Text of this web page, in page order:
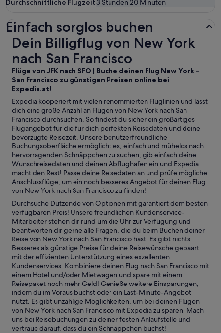
Durchschnittliche Flugzeit 3 Stunden 20 Minuten
Einfach sorglos buchen
Dein Billigflug von New York
nach San Francisco
Flüge von JFK nach SFO | Buche deinen Flug New York –
San Francisco zu günstigen Preisen online bei
Expedia.at!
Expedia kooperiert mit vielen renommierten Fluglinien und lässt
dich eine große Anzahl an Flügen von New York nach San
Francisco durchsuchen. So findest du sicher ein großartiges
Flugangebot für die für dich perfekten Reisedaten und deine
bevorzugte Reisezeit. Unsere benutzerfreundliche
Buchungsoberfläche ermöglicht es, einfach und mühelos nach
hervorragenden Schnäppchen zu suchen; gib einfach deine
Wunschreisedaten und deinen Abflughafen ein und Expedia
macht den Rest! Passe deine Reisedaten an und prüfe mögliche
Anschlussflüge, um ein noch besseres Angebot für deinen Flug
von New York nach San Francisco zu finden!
Durchsuche Dutzende von Optionen mit garantiert dem besten
verfügbaren Preis! Unsere freundlichen Kundenservice-
Mitarbeiter stehen dir rund um die Uhr zur Verfügung und
beantworten dir gerne alle Fragen, die du beim Buchen deiner
Reise von New York nach San Francisco hast. Es gibt nichts
Besseres als günstige Preise für deine Reisewünsche gepaart
mit der effizienten Unterstützung eines exzellenten
Kundenservices. Kombiniere deinen Flug nach San Francisco mit
einem Hotel und/oder Mietwagen und spare mit einem
Reisepaket noch mehr Geld! Genieße weitere Einsparungen,
indem du im Voraus buchst oder ein Last-Minute-Angebot
nutzt. Es gibt unzählige Möglichkeiten, um bei deinen Flügen
von New York nach San Francisco mit Expedia zu sparen. Mach
uns bei Reisebuchungen zu deiner festen Anlaufstelle und
vertraue darauf, dass du ein Schnäppchen buchst!
Dein Billigflug von New York nach San Francisco